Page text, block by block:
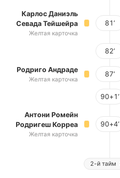
Карлос Даниэль
Севада Тейшейра
Желтая карточка
81’
82’
Родриго Андраде
Желтая карточка
87’
90+1’
Антони Ромейн
Родригеш Корреа
Желтая карточка
90+4’
2-й тайм